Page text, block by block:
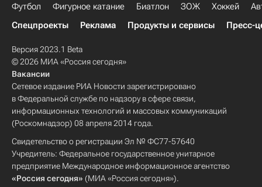
Футбол Фигурное катание Биатлон ЗОЖ Хоккей
Спецпроекты
Реклама Продукты и сервисы Пресс-
Версия 2023.1 Beta
© 2026 МИА «Россия сегодня»
Вакансии
Сетевое издание РИА Новости зарегистрировано
в Федеральной службе по надзору в сфере связи,
информационных технологий и массовых коммуникаций
(Роскомнадзор) 08 апреля 2014 года.
Свидетельство о регистрации Эл № ФС77-57640
Учредитель: Федеральное государственное унитарное
предприятие Международное информационное агентство
«Россия сегодня» (МИА «Россия сегодня»).